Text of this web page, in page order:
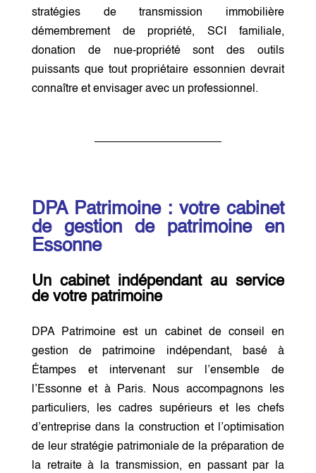
stratégies de transmission immobilière
démembrement de propriété, SCI familiale,
donation de nue-propriété sont des outils
puissants que tout propriétaire essonnien devrait
connaître et envisager avec un professionnel.
DPA Patrimoine : votre cabinet
de gestion de patrimoine en
Essonne
Un cabinet indépendant au service
de votre patrimoine
DPA Patrimoine est un cabinet de conseil en
gestion de patrimoine indépendant, basé à
Étampes et intervenant sur l’ensemble de
l’Essonne et à Paris. Nous accompagnons les
particuliers, les cadres supérieurs et les chefs
d’entreprise dans la construction et l’optimisation
de leur stratégie patrimoniale de la préparation de
la retraite à la transmission, en passant par la